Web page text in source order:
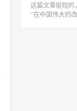
这篇文章挺短
“在中国伟大的